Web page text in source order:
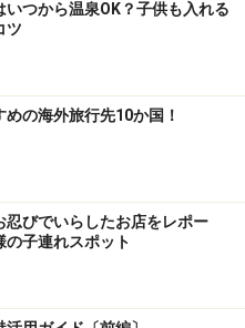
いつから温泉OK？子供も入れる
ツ
の海外旅行先10か国！
忍びでいらしたお店をレポー
子連れスポット